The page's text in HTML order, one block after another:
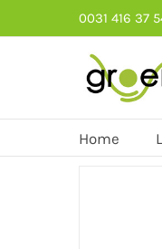
0031 416 37
Home